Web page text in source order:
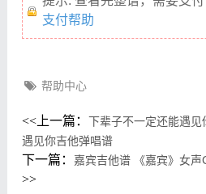
支付帮助
帮助中心
<<上一篇： 下辈子不一定还能遇
遇见你吉他弹唱谱
下一篇： 嘉宾吉他谱 《嘉宾》女
>>